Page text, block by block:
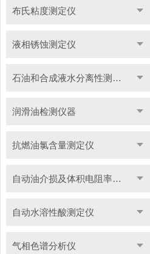
布氏粘度测定仪
液相锈蚀测定仪
石油和合成液水分离性测定仪
润滑油检测仪器
抗燃油氯含量测定仪
自动油介损及体积电阻率测定仪
自动水溶性酸测定仪
气相色谱分析仪